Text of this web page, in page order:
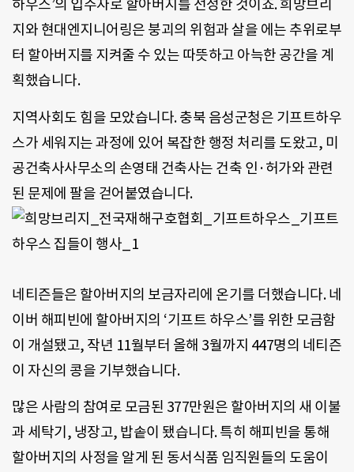
하우스’의 입주자로 할아버지를 선정한 것이죠. 희망브리
지와 현대엔지니어링은 붕괴의 위험과 살을 에는 추위로부
터 할아버지를 지켜줄 수 있는 따뜻하고 아늑한 공간을 계
획했습니다.
지역사회도 힘을 모았습니다. 충북 음성군청은 기프트하우
스가 세워지는 과정에 있어 복잡한 행정 처리를 도왔고, 미
공건축사사무소의 손영태 건축사는 건축 인·허가와 관련
된 문제에 팔을 걷어붙였습니다.
네티즌들은 할아버지의 보금자리에 온기를 더했습니다. 네
이버 해피빈에 할아버지의 ‘기프트 하우스’를 위한 모금함
이 개설됐고, 작년 11월부터 올해 3월까지 447명의 네티즌
이 자신의 콩을 기부했습니다.
많은 사람의 참여로 모금된 377만원은 할아버지의 새 이불
과 세탁기, 냉장고, 밥솥이 됐습니다. 특히 해피빈을 통해
할아버지의 사정을 알게 된 동서식품 임직원들의 도움이